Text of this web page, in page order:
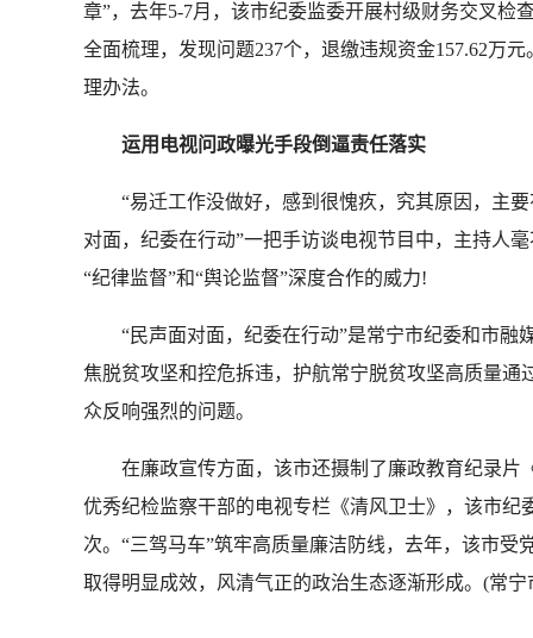
章”，去年5-7月，该市纪委监委开展村级财务交叉检
全面梳理，发现问题237个，退缴违规资金157.62万
理办法。
运用电视问政曝光手段倒逼责任落实
“易迁工作没做好，感到很愧疚，究其原因，主
对面，纪委在行动”一把手访谈电视节目中，主持人
“纪律监督”和“舆论监督”深度合作的威力!
“民声面对面，纪委在行动”是常宁市纪委和市融媒
焦脱贫攻坚和控危拆违，护航常宁脱贫攻坚高质量
众反响强烈的问题。
在廉政宣传方面，该市还摄制了廉政教育纪录片
优秀纪检监察干部的电视专栏《清风卫士》，该市纪
次。“三驾马车”筑牢高质量廉洁防线，去年，该市
取得明显成效，风清气正的政治生态逐渐形成。(常